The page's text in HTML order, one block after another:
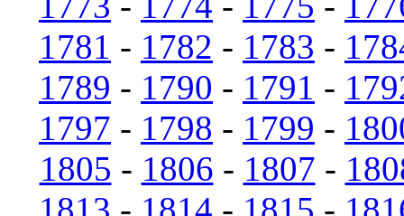
1781 - 1782 - 1783 -
1789 - 1790 - 1791 -
1797 - 1798 - 1799 -
1805 - 1806 - 1807 -